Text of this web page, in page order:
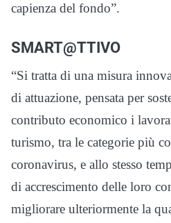
capienza del fondo”.
SMART@TTIVO
“Si tratta di una misura
di attuazione, pensata per
contributo economico i
turismo, tra le categorie più
coronavirus, e allo stesso
di accrescimento delle loro
migliorare ulteriormente la